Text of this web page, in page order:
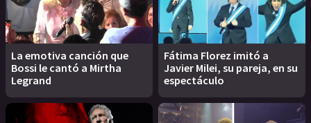
La emotiva canción que
Bossi le cantó a Mirtha
Legrand
Fátima Florez imitó a
Javier Milei, su pareja, en su
espectáculo